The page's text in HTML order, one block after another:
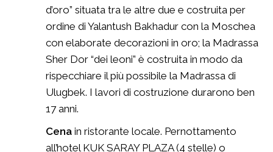
d’oro” situata tra le altre due e costruita per
ordine di Yalantush Bakhadur con la Moschea
con elaborate decorazioni in oro; la Madrassa
Sher Dor “dei leoni” è costruita in modo da
rispecchiare il più possibile la Madrassa di
Ulugbek. I lavori di costruzione durarono ben
17 anni.
Cena in ristorante locale. Pernottamento
all’hotel KUK SARAY PLAZA (4 stelle) o